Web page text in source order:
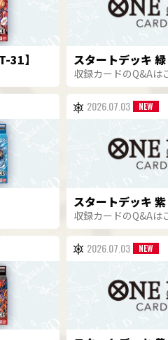
31】 スタートデッキ
収録カードのQ&Aは
2026.07.03
スタートデッキ
収録カードのQ&Aは
2026.07.03